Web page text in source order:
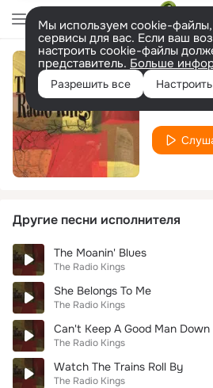
Мы используем cookie-файлы,
сервисы для вас. Если ваш
настроить cookie-файлы
представитель. Больше
Разрешить все Настроить
Pallet
Другие песни исполнителя
The Moanin' Blues
The Radio Kings
She Belongs To Me
The Radio Kings
Can't Keep A Good Man Down
The Radio Kings
Watch The Trains Roll By
The Radio Kings